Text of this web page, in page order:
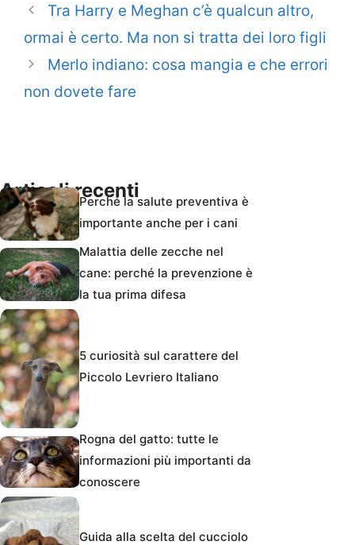
Tra Harry e Meghan c’è qualcun altro,
ormai è certo. Ma non si tratta dei loro figli
Merlo indiano: cosa mangia e che errori
non dovete fare
Articoli recentiPerché la salute preventiva è
importante anche per i cani
Malattia delle zecche nel
cane: perché la prevenzione è
la tua prima difesa
5 curiosità sul carattere del
Piccolo Levriero Italiano
Rogna del gatto: tutte le
informazioni più importanti da
conoscere
Guida alla scelta del cucciolo